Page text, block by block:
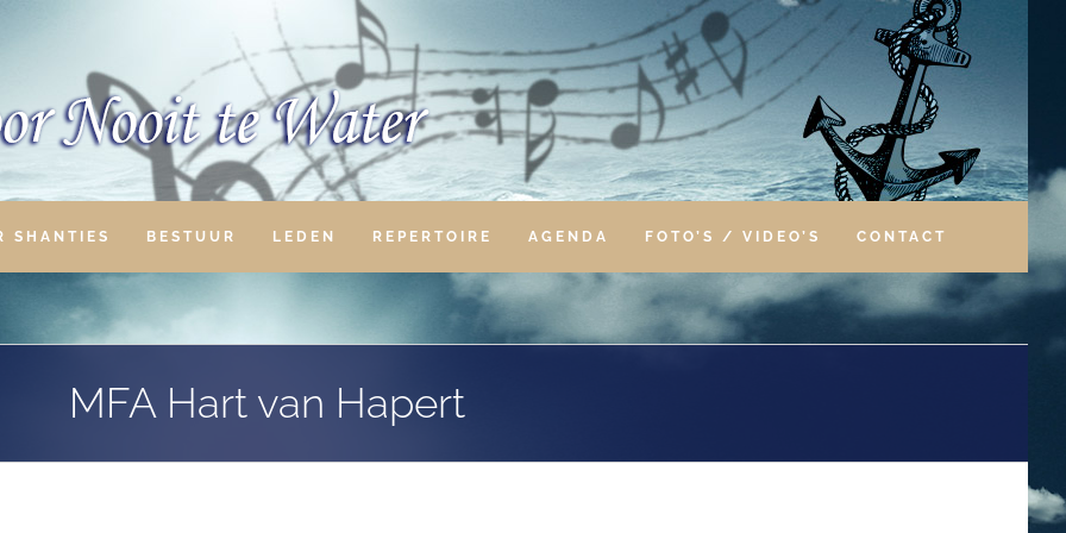
SHANTIES BESTUUR LEDEN REPERTOIRE AGENDA FOTO’S / VIDEO’S CONTACT
MFA Hart van Hapert